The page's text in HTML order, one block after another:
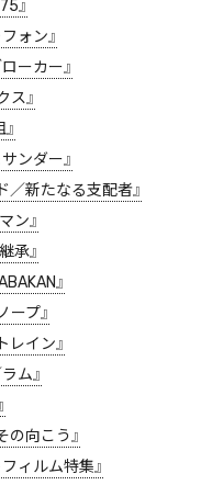
』
ォン』
ーカー』
ス』
ンダー』
／新たなる支配者』
ン』
承』
』
ープ』
レイン』
ム』
の向こう』
ィルム特集』